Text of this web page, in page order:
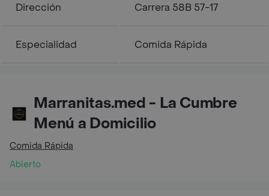
Dirección Carrera 58B 57-17
Especialidad Comida Rápida
Marranitas.med - La Cumbre
Menú a Domicilio
Comida Rápida
Abierto